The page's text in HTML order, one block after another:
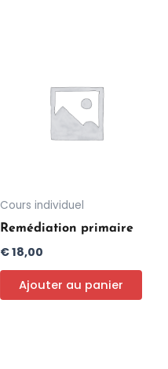
Cours individuel
Remédiation primaire
€18,00
Ajouter au panier